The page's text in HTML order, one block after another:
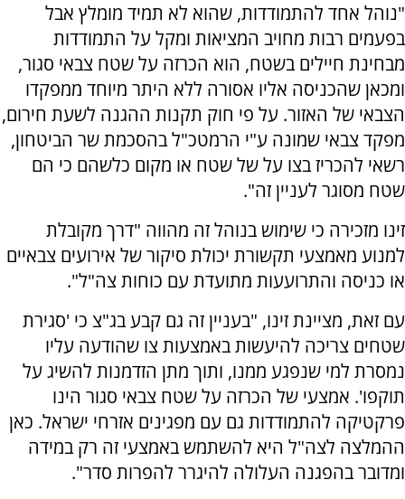
"נוהל אחד להתמודדות, שהוא לא תמיד מומלץ אבל
בפעמים רבות מחויב המציאות ומקל על התמודדות
מבחינת חיילים בשטח, הוא הכרזה על שטח צבאי סגור,
ומכאן שהכניסה אליו אסורה ללא היתר מיוחד ממפקדו
הצבאי של האזור. על פי חוק תקנות ההגנה לשעת חירום,
מפקד צבאי שמונה ע"י הרמטכ"ל בהסכמת שר הביטחון,
רשאי להכריז בצו על של שטח או מקום כלשהם כי הם
שטח מסוגר לעניין זה".
זינו מזכירה כי שימוש בנוהל זה מהווה "דרך מקובלת
למנוע מאמצעי תקשורת יכולת סיקור של אירועים צבאיים
או כניסה והתרועעות מתועדת עם כוחות צה"ל".
עם זאת, מציינת זינו, "בעניין זה גם קבע בג"צ כי 'סגירת
שטחים צריכה להיעשות באמצעות צו שהודעה עליו
נמסרת למי שנפגע ממנו, ותוך מתן הזדמנות להשיג על
תוקפו'. אמצעי של הכרזה על שטח צבאי סגור הינו
פרקטיקה להתמודדות גם עם מפגינים אזרחי ישראל. כאן
ההמלצה לצה"ל היא להשתמש באמצעי זה רק במידה
ומדובר בהפגנה העלולה להיגרר להפרות סדר".